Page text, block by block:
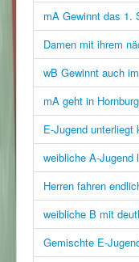
mA Gewinnt das 1.
Damen mit ihrem
wB Gewinnt auch
mA geht in
E-Jugend unterliegt
weibliche A-
Herren fahren
weibliche B mit
Gemischte E-